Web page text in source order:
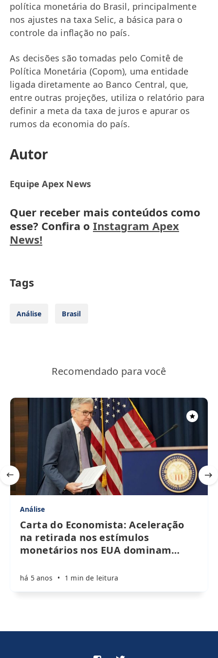
política monetária do Brasil, principalmente
nos ajustes na taxa Selic, a básica para o
controle da inflação no país.
As decisões são tomadas pelo Comitê de
Política Monetária (Copom), uma entidade
ligada diretamente ao Banco Central, que,
entre outras projeções, utiliza o relatório para
definir a meta da taxa de juros e apurar os
rumos da economia do país.
Autor
Equipe Apex News
Quer receber mais conteúdos como
esse? Confira o Instagram Apex
News!
Tags
Análise Brasil
Recomendado para você
Análise
Carta do Economista: Aceleração
na retirada nos estímulos
monetários nos EUA dominam…
há 5 anos • 1 min de leitura